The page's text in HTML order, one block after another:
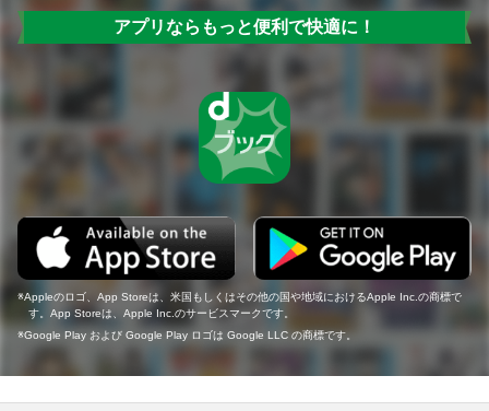
アプリならもっと便利で快適に！
Appleのロゴ、App Storeは、米国もしくはその他の国や地域におけるApple Inc.の商標で
す。App Storeは、Apple Inc.のサービスマークです。
Google Play および Google Play ロゴは Google LLC の商標です。